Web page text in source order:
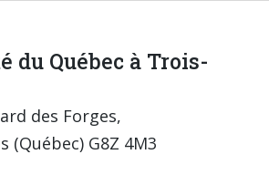
du Québec à Trois-
des Forges,
(Québec) G8Z 4M3